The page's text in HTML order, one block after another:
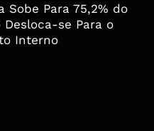
Sobe Para 75,2% do
Desloca-se Para o
Interno